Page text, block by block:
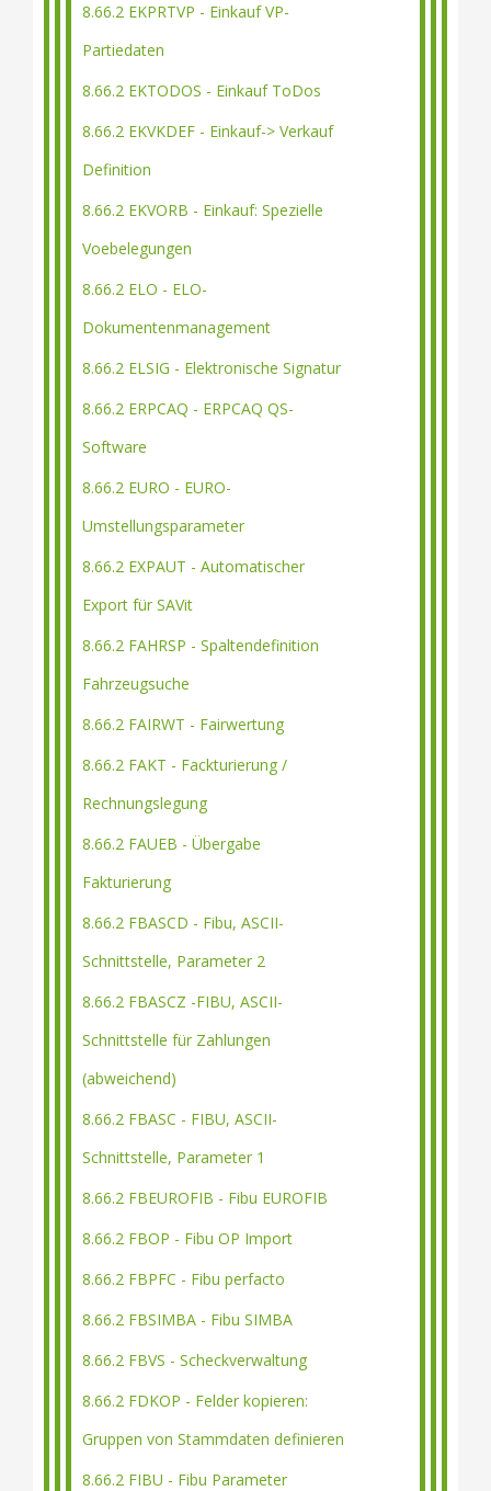
8.66.2 EKPRTVP - Einkauf VP-
Partiedaten
8.66.2 EKTODOS - Einkauf ToDos
8.66.2 EKVKDEF - Einkauf-> Verkauf
Definition
8.66.2 EKVORB - Einkauf: Spezielle
Voebelegungen
8.66.2 ELO - ELO-
Dokumentenmanagement
8.66.2 ELSIG - Elektronische Signatur
8.66.2 ERPCAQ - ERPCAQ QS-
Software
8.66.2 EURO - EURO-
Umstellungsparameter
8.66.2 EXPAUT - Automatischer
Export für SAVit
8.66.2 FAHRSP - Spaltendefinition
Fahrzeugsuche
8.66.2 FAIRWT - Fairwertung
8.66.2 FAKT - Fackturierung /
Rechnungslegung
8.66.2 FAUEB - Übergabe
Fakturierung
8.66.2 FBASCD - Fibu, ASCII-
Schnittstelle, Parameter 2
8.66.2 FBASCZ -FIBU, ASCII-
Schnittstelle für Zahlungen
(abweichend)
8.66.2 FBASC - FIBU, ASCII-
Schnittstelle, Parameter 1
8.66.2 FBEUROFIB - Fibu EUROFIB
8.66.2 FBOP - Fibu OP Import
8.66.2 FBPFC - Fibu perfacto
8.66.2 FBSIMBA - Fibu SIMBA
8.66.2 FBVS - Scheckverwaltung
8.66.2 FDKOP - Felder kopieren:
Gruppen von Stammdaten definieren
8.66.2 FIBU - Fibu Parameter